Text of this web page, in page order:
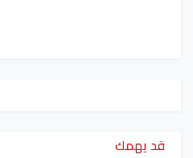
قد يهمك